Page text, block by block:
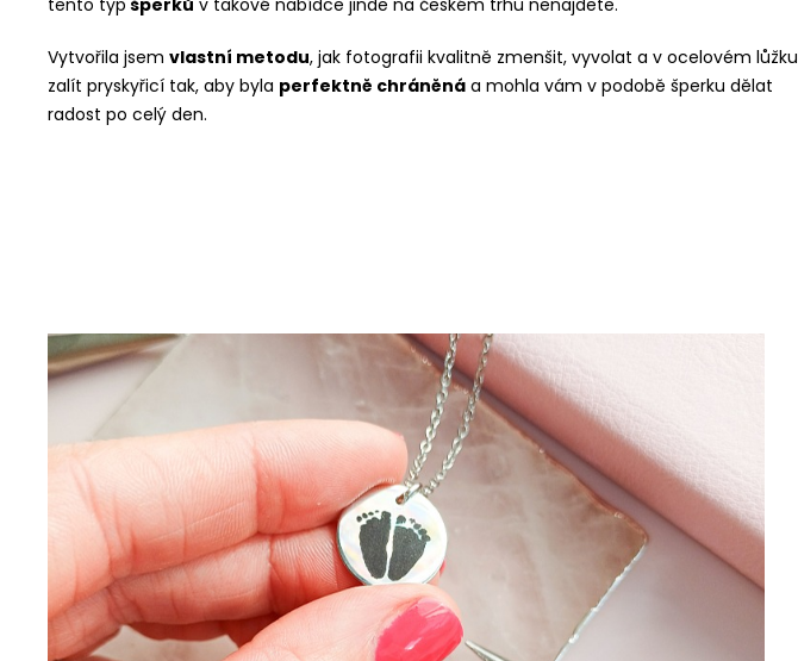
Vytvořila jsem vlastní metodu, jak fotografii kvalitně zmenšit, vyvolat a v ocelovém lůžku
zalít pryskyřicí tak, aby byla perfektně chráněná a mohla vám v podobě šperku dělat
radost po celý den.